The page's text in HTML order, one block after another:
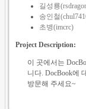
길성룡
송인철
초병(imcrc)
Project Description:
이 곳에서는
니다. DocBook에
방문해 주세요~